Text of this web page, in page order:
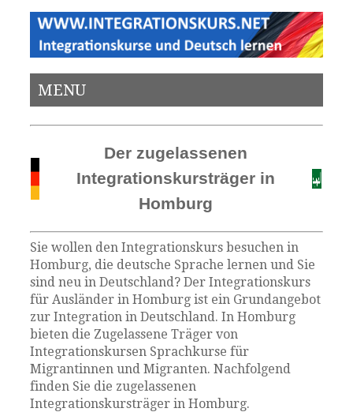
MENU
Der zugelassenen
Integrationskursträger in
Homburg
Sie wollen den Integrationskurs besuchen in
Homburg, die deutsche Sprache lernen und Sie
sind neu in Deutschland? Der Integrationskurs
für Ausländer in Homburg ist ein Grundangebot
zur Integration in Deutschland. In Homburg
bieten die Zugelassene Träger von
Integrationskursen Sprachkurse für
Migrantinnen und Migranten. Nachfolgend
finden Sie die zugelassenen
Integrationskursträger in Homburg.